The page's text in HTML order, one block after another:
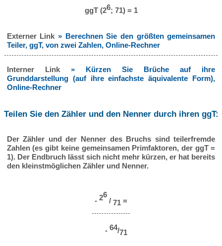
ggT (26; 71) = 1
Externer Link» Berechnen Sie den größten gemeinsamen
Teiler, ggT, von zwei Zahlen, Online-Rechner
Interner Link » Kürzen Sie Brüche auf ihre
Grunddarstellung (auf ihre einfachste äquivalente Form),
Online-Rechner
Teilen Sie den Zähler und den Nenner durch ihren ggT:
Der Zähler und der Nenner des Bruchs sind teilerfremde
Zahlen (es gibt keine gemeinsamen Primfaktoren, der ggT =
1). Der Endbruch lässt sich nicht mehr kürzen, er hat bereits
den kleinstmöglichen Zähler und Nenner.
- 26
/ 71 =
- 64/71